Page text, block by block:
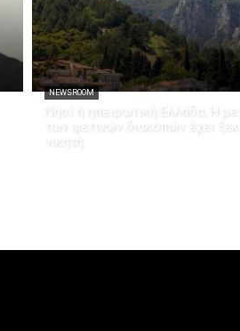
NEWSROOM
Νησί ή ηπειρωτική Ελλάδα; Η
των φετινών διακοπών έχει
νικητή